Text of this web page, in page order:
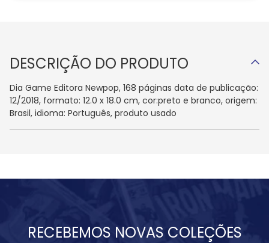
DESCRIÇÃO DO PRODUTO
Dia Game Editora Newpop, 168 páginas data de publicação:
12/2018, formato: 12.0 x 18.0 cm, cor:preto e branco, origem:
Brasil, idioma: Português, produto usado
RECEBEMOS NOVAS COLEÇÕES